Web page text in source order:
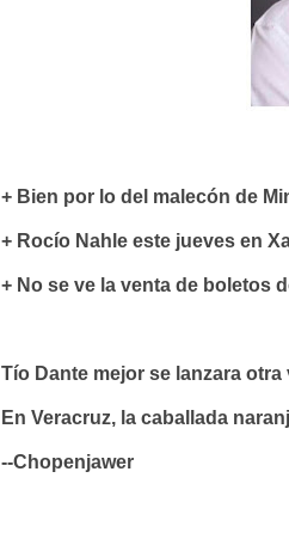
+ Bien por lo del malecón de
+ Rocío Nahle este jueves en
+ No se ve la venta de boletos
Tío Dante mejor se lanzara
En Veracruz, la caballada
--Chopenjawer